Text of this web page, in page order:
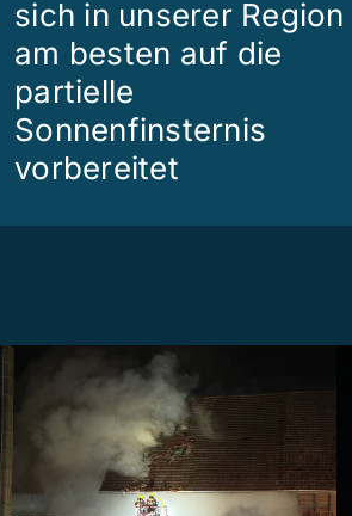
sich in unserer Region
am besten auf die
partielle
Sonnenfinsternis
vorbereitet